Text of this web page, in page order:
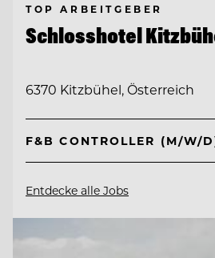
TOP ARBEITGEBER
Schlosshotel
6370 Kitzbühel, Österreich
F&B CONTROLLER (M/W/
Entdecke alle Jobs